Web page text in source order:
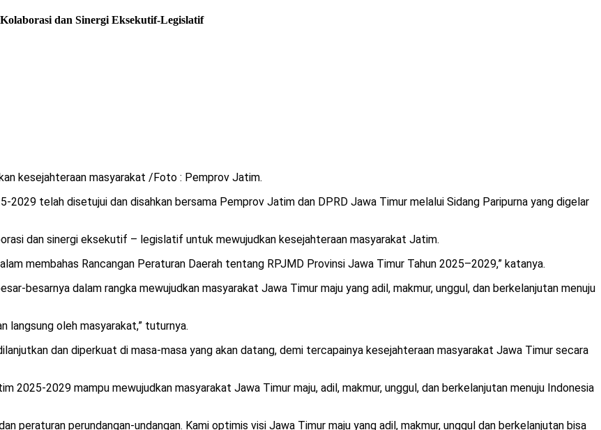
dan Sinergi Eksekutif-Legislatif
kesejahteraan masyarakat /Foto : Pemprov Jatim.
2029 telah disetujui dan disahkan bersama Pemprov Jatim dan DPRD Jawa Timur melalui Sidang Paripurna yang digelar
dan sinergi eksekutif – legislatif untuk mewujudkan kesejahteraan masyarakat Jatim.
membahas Rancangan Peraturan Daerah tentang RPJMD Provinsi Jawa Timur Tahun 2025–2029,” katanya.
besarnya dalam rangka mewujudkan masyarakat Jawa Timur maju yang adil, makmur, unggul, dan berkelanjutan menuju
langsung oleh masyarakat,” tuturnya.
dan diperkuat di masa-masa yang akan datang, demi tercapainya kesejahteraan masyarakat Jawa Timur secara
2025-2029 mampu mewujudkan masyarakat Jawa Timur maju, adil, makmur, unggul, dan berkelanjutan menuju Indonesia
peraturan perundangan-undangan. Kami optimis visi Jawa Timur maju yang adil, makmur, unggul dan berkelanjutan bisa